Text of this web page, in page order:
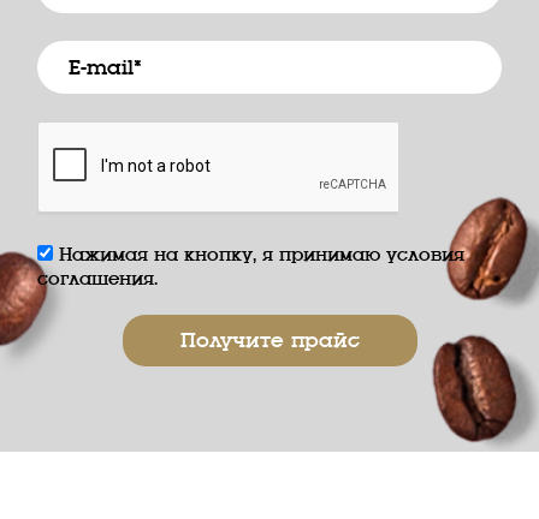
Нажимая на кнопку, я принимаю условия
соглашения.